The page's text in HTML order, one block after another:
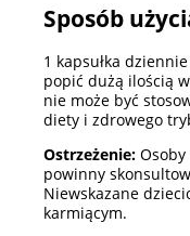
Sposób
1 kapsułka
popić dużą ilością
nie może być
diety i zdrowego
Ostrzeżenie:
powinny
Niewskazane
karmiącym.